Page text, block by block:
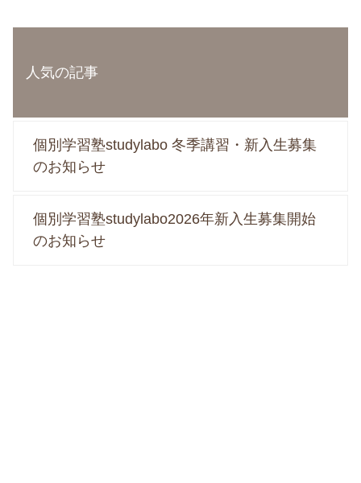
人気の記事
個別学習塾studylabo 冬季講習・新入生募集
のお知らせ
個別学習塾studylabo2026年新入生募集開始
のお知らせ